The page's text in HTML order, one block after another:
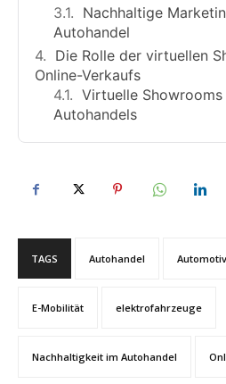
Nachhaltige
Autohandel
Die Rolle der virtuellen
Online-Verkaufs
Virtuelle
Autohandels
TAGS Autohandel
E-Mobilität elektrofahrzeuge
Nachhaltigkeit im Autohandel